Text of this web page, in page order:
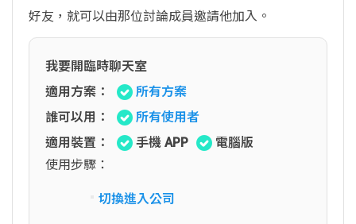
好友，就可以由那位討論成員邀請他加入。
我要開臨時聊天室
適用方案：
所有方案
誰可以用：
所有使用者
適用裝置：
手機 APP
電腦版
使用步驟：
切換進入公司